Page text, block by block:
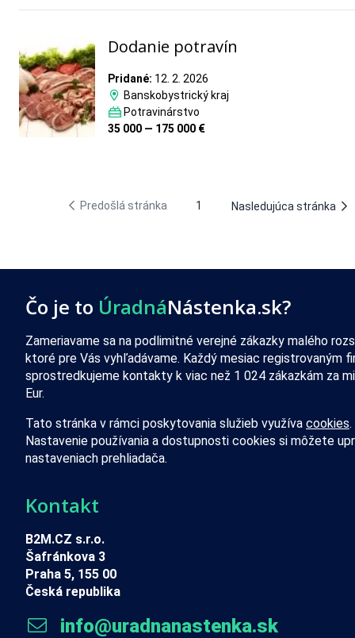
Dodanie potravín
Pridané: 12. 2. 2026
Banskobystrický kraj
Potravinárstvo
35 000 — 175 000 €
Predošlá stránka 1 Nasledujúca stránka
Čo je to ÚradnáNástenka.sk?
Zameriavame sa na podlimitné verejné zákazky malého
ktoré pre Vás vyhľadávame. Každý mesiac registrovaným
sprostredkujeme kontakty k viac než 1 024 zákazkám za
Eur.
Tato stránka v rámci poskytovania služieb využíva cookies.
Nastavenie používania a dostupnosti cookies si môžete
nastaveniach prehliadača.
Kontakt
B2M.CZ s.r.o.
Šafránkova 3
Praha 5, 155 00
Česká republika
info@uradnanastenka.sk